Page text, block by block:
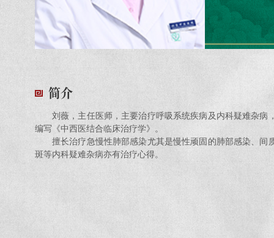
简介
刘薇，主任医师，主要治疗呼吸系统疾病及内科疑难杂
编写《中西医结合临床治疗学》。
擅长治疗急慢性肺部感染尤其是慢性顽固的肺部感染、
斑等内科疑难杂病亦有治疗心得。